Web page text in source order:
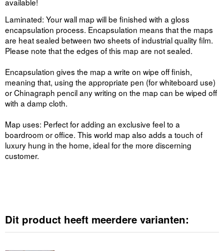
available!
Laminated: Your wall map will be finished with a gloss
encapsulation process. Encapsulation means that the maps
are heat sealed between two sheets of industrial quality film.
Please note that the edges of this map are not sealed.
Encapsulation gives the map a write on wipe off finish,
meaning that, using the appropriate pen (for whiteboard use)
or Chinagraph pencil any writing on the map can be wiped off
with a damp cloth.
Map uses: Perfect for adding an exclusive feel to a
boardroom or office. This world map also adds a touch of
luxury hung in the home, ideal for the more discerning
customer.
Dit product heeft meerdere varianten: